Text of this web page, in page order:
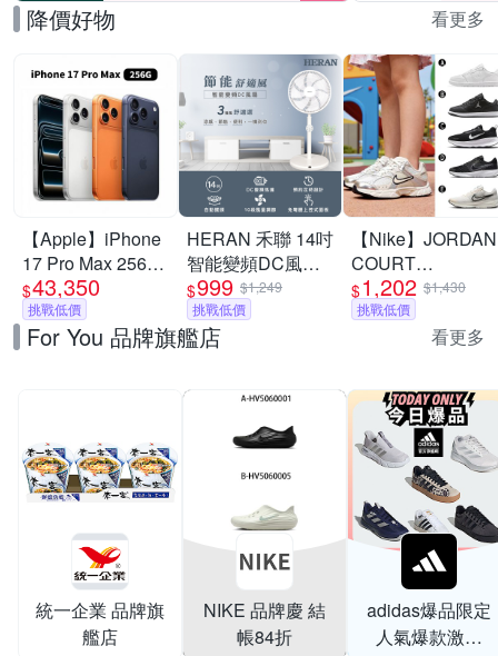
降價好物 看更多
【Apple】iPhone
17 Pro Max 256G
6.9吋 手機
$43,350
挑戰低價
HERAN 禾聯 14吋
智能變頻DC風扇
HDF-14WT760
[限時優惠]
$999 $1,249
挑戰低價
【Nike】JORDAN
COURT
CONNECT LOW
休閒鞋 慢跑鞋 運
動鞋 男女/大童 A-
款
$1,202 $1,430
挑戰低價
For You 品牌旗艦店 看更多
統一企業 品牌旗
艦店
NIKE 品牌慶 結
帳84折
adidas爆品限定
人氣爆款激降